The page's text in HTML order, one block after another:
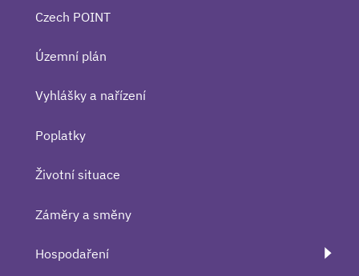
Czech POINT
Územní plán
Vyhlášky a nařízení
Poplatky
Životní situace
Záměry a směny
Hospodaření